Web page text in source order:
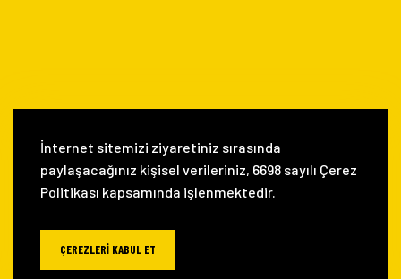
İnternet sitemizi ziyaretiniz sırasında
paylaşacağınız kişisel verileriniz, 6698 sayılı Çerez
Politikası kapsamında işlenmektedir.
ÇEREZLERI KABUL ET